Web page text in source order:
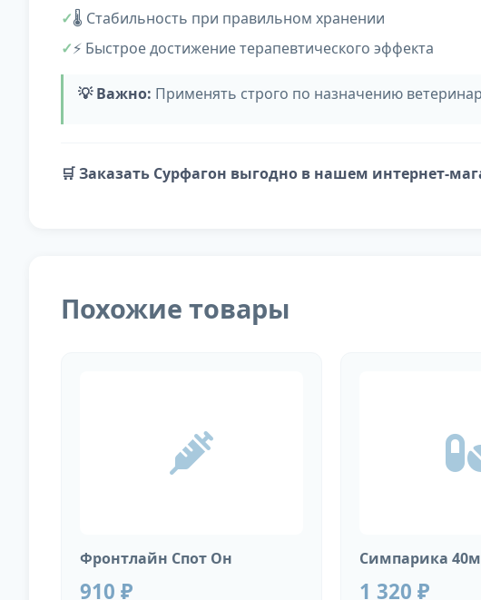
🌡️ Стабильность при правильном хранении
⚡ Быстрое достижение терапевтического эффекта
💡 Важно: Применять строго по назначению
🛒 Заказать Сурфагон выгодно в нашем интернет-
Похожие товары
Фронтлайн Спот Он
910 ₽
Симпарика
1 320 ₽